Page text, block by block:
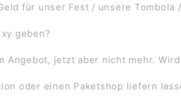
für unser Fest / unsere
geben?
Angebot, jetzt aber nicht mehr.
oder einen Paketshop liefern